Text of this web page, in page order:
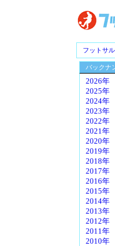
フットサ
バックナ
2026年
2025年
2024年
2023年
2022年
2021年
2020年
2019年
2018年
2017年
2016年
2015年
2014年
2013年
2012年
2011年
2010年